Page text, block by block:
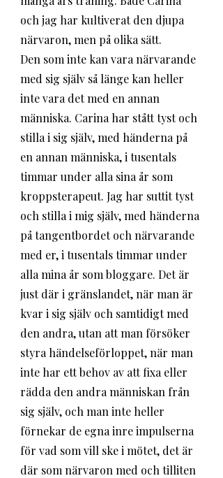
och jag har kultiverat den djupa
närvaron, men på olika sätt.
Den som inte kan vara närvarande
med sig själv så länge kan heller
inte vara det med en annan
människa. Carina har stått tyst och
stilla i sig själv, med händerna på
en annan människa, i tusentals
timmar under alla sina år som
kroppsterapeut. Jag har suttit tyst
och stilla i mig själv, med händerna
på tangentbordet och närvarande
med er, i tusentals timmar under
alla mina år som bloggare. Det är
just där i gränslandet, när man är
kvar i sig själv och samtidigt med
den andra, utan att man försöker
styra händelseförloppet, när man
inte har ett behov av att fixa eller
rädda den andra människan från
sig själv, och man inte heller
förnekar de egna inre impulserna
för vad som vill ske i mötet, det är
där som närvaron med och tilliten